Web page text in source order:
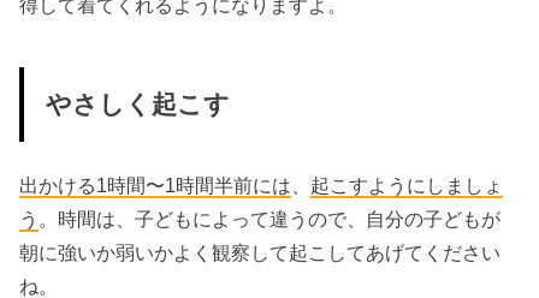
やさしく起こす
出かける1時間〜1時間半前には
起こすようにしましょ
う
。時間は、子どもによって違うので、自分の子どもが
朝に強いか弱いかよく観察して起こしてあげてください
ね。